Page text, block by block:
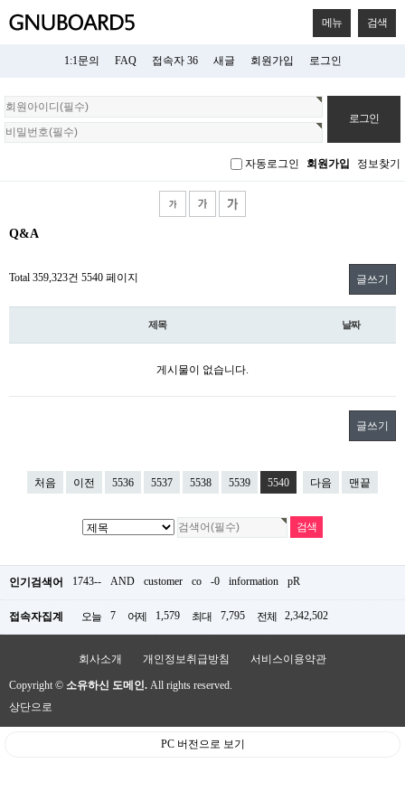
메뉴 검색
1:1문의 FAQ 접속자 36 새글 회원가입 로그인
회
원
로
자동로그인 회원가입 정보찾기
Q&A
Total 359,323건 5540 페이지 글쓰기
제목 날짜
게시물이 없습니다.
글쓰기
처음 이전 5536 5537 5538 5539 5540 다음 맨끝
인기검색어 1743-- AND customer co -0 information pR
접속자집계 오늘 7 어제 1,579 최대 7,795 전체 2,342,502
회사소개 개인정보취급방침 서비스이용약관
Copyright © 소유하신 도메인. All rights reserved.
상단으로
PC 버전으로 보기